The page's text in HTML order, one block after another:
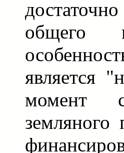
общего
является
момент